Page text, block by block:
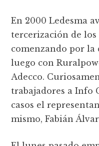
En 2000 Ledesma
tercerización de los
comenzando por la
luego con
Adecco.
trabajadores a Info
casos el
mismo, Fabián